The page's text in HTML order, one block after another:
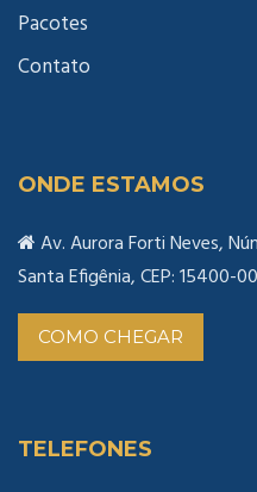
Pacotes
Contato
ONDE ESTAMOS
Av. Aurora Forti Neves,
Santa Efigênia, CEP: 15400-
COMO CHEGAR
TELEFONES